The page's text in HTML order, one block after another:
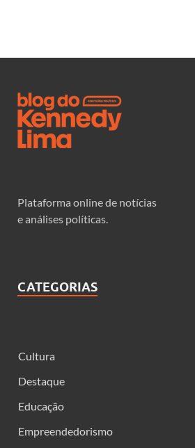
Plataforma online de notícias
e análises políticas.
CATEGORIAS
Cultura
Destaque
Educação
Empreendedorismo